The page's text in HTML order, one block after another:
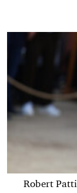
Robert